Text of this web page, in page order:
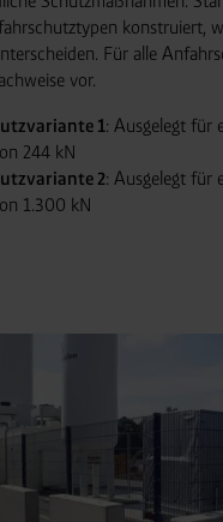
und Datenübermittlung:
(z. B.
Management)
übermittelt werden. Wenn
lange gespeichert. Die
beträgt 400 Tage,
oder
Westfalen AG &
E-Mail:
konstruiert,
Für alle
vor.
1: Ausgelegt für
244 kN
2: Ausgelegt für
1.300 kN